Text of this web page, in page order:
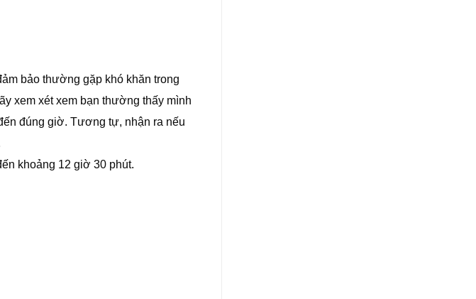
bảo thường gặp khó khăn trong
xem xét xem bạn thường thấy mình
đúng giờ. Tương tự, nhận ra nếu
khoảng 12 giờ 30 phút.